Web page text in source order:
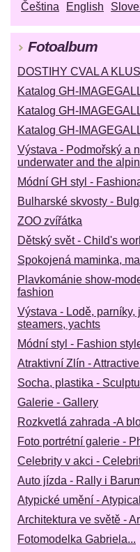
Čeština English
Fotoalbum
DOSTIHY CVAL A
Katalog GH-
Katalog GH-
Katalog GH-
Výstava - Podmořský a
underwater and the
Módní GH styl -
Bulharské skvosty -
ZOO zvířátka
Dětský svět - Child's
Spokojená maminka,
Plavkománie show-
fashion
Výstava - Lodě,
steamers, yachts
Módní styl - Fashion
Atraktivní Zlín -
Socha, plastika -
Galerie - Gallery
Rozkvetlá zahrada -A
Foto portrétní galerie -
Celebrity v akci -
Auto jízda - Rally i
Atypické umění -
Architektura ve světě -
Fotomodelka Gabriela...